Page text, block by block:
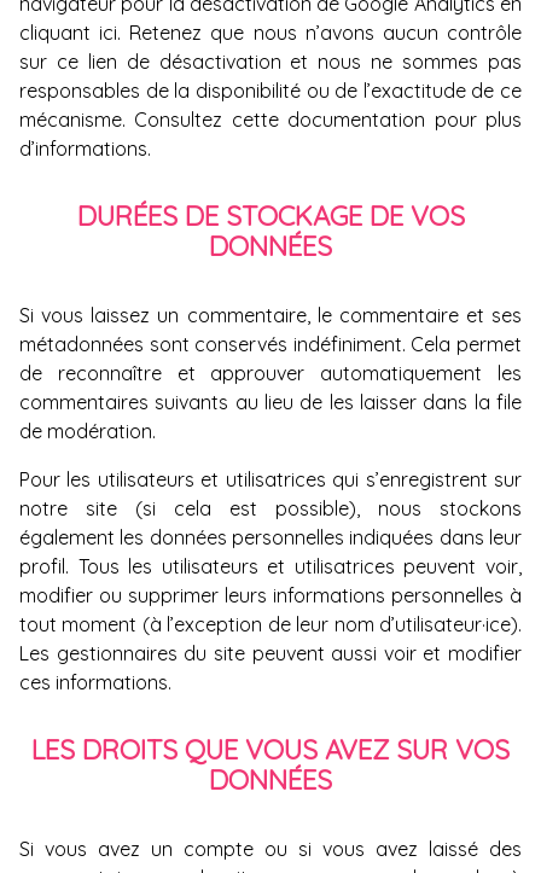
cliquant ici. Retenez que nous n’avons aucun contrôle
sur ce lien de désactivation et nous ne sommes pas
responsables de la disponibilité ou de l’exactitude de ce
mécanisme. Consultez cette documentation pour plus
d’informations.
DURÉES DE STOCKAGE DE VOS
DONNÉES
Si vous laissez un commentaire, le commentaire et ses
métadonnées sont conservés indéfiniment. Cela permet
de reconnaître et approuver automatiquement les
commentaires suivants au lieu de les laisser dans la file
de modération.
Pour les utilisateurs et utilisatrices qui s’enregistrent sur
notre site (si cela est possible), nous stockons
également les données personnelles indiquées dans leur
profil. Tous les utilisateurs et utilisatrices peuvent voir,
modifier ou supprimer leurs informations personnelles à
tout moment (à l’exception de leur nom d’utilisateur·ice).
Les gestionnaires du site peuvent aussi voir et modifier
ces informations.
LES DROITS QUE VOUS AVEZ SUR VOS
DONNÉES
Si vous avez un compte ou si vous avez laissé des